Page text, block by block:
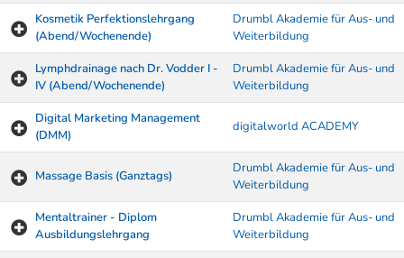
Kosmetik Perfektionslehrgang
(Abend/Wochenende)
Drumbl Akademie für Aus- und
Weiterbildung
Lymphdrainage nach Dr. Vodder I -
IV (Abend/Wochenende)
Drumbl Akademie für Aus- und
Weiterbildung
Digital Marketing Management
(DMM)
digitalworld ACADEMY
Massage Basis (Ganztags)
Drumbl Akademie für Aus- und
Weiterbildung
Mentaltrainer - Diplom
Ausbildungslehrgang
Drumbl Akademie für Aus- und
Weiterbildung